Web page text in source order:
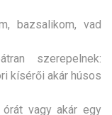
bazsalikom, vad
szerepelnek:
kísérői akár húsos
vagy akár egy